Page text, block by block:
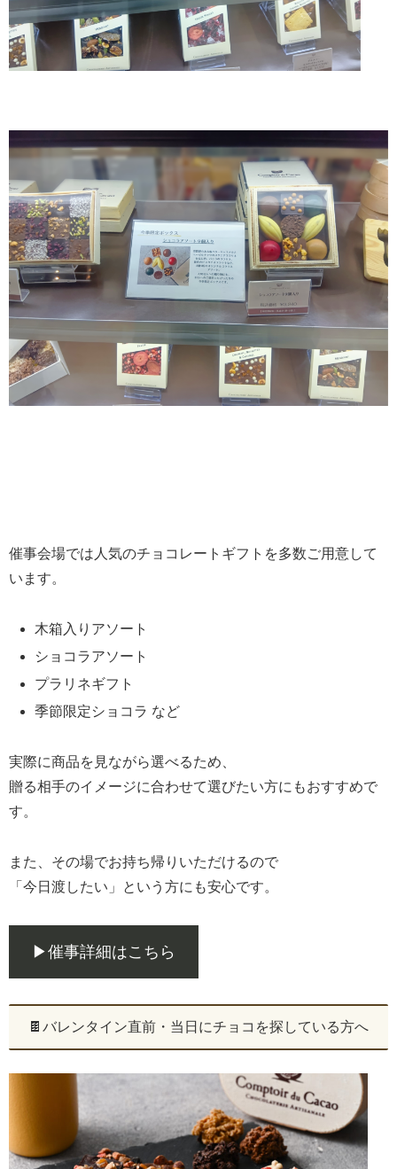
催事会場では人気のチョコレートギフトを多数ご用意して
います。
木箱入りアソート
ショコラアソート
プラリネギフト
季節限定ショコラ など
実際に商品を見ながら選べるため、
贈る相手のイメージに合わせて選びたい方にもおすすめで
す。
また、その場でお持ち帰りいただけるので
「今日渡したい」という方にも安心です。
▶催事詳細はこちら
🍫バレンタイン直前・当日にチョコを探している方へ